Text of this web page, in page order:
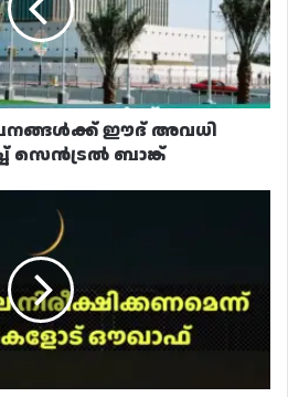
ഈദ് അവധി
സെൻട്രൽ ബാങ്ക്